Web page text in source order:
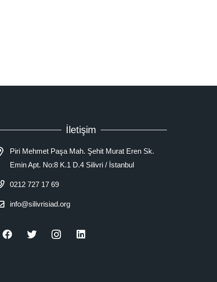
İletişim
Piri Mehmet Paşa Mah. Şehit Murat Eren Sk.
Emin Apt. No:8 K.1 D.4 Silivri / İstanbul
0212 727 17 69
info@silivrisiad.org